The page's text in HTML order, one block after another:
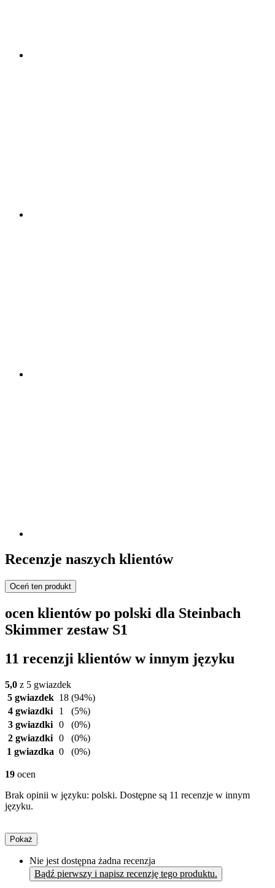
Recenzje naszych klientów
Oceń ten produkt
ocen klientów po polski dla Steinbach
Skimmer zestaw S1
11 recenzji klientów w innym języku
5,0 z 5 gwiazdek
5 gwiazdek 18 (94%)
4 gwiazdki
1
(5%)
3 gwiazdki 0
(0%)
2 gwiazdki 0
(0%)
1 gwiazdka 0 (0%)
19 ocen
Brak opinii w języku: polski. Dostępne są 11 recenzje w innym
języku.
Pokaż
Nie jest dostępna żadna recenzja
Bądź pierwszy i napisz recenzję tego produktu.